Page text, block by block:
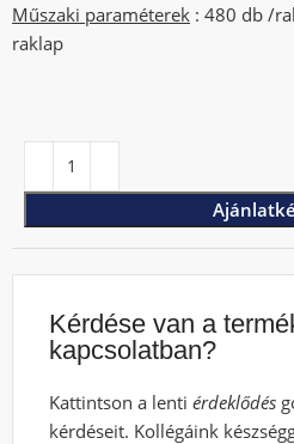
Műszaki paraméterek : 480 db /
raklap
Kérdése van a
kapcsolatban?
Kattintson a lentiérdeklődés
kérdéseit. Kollégáink